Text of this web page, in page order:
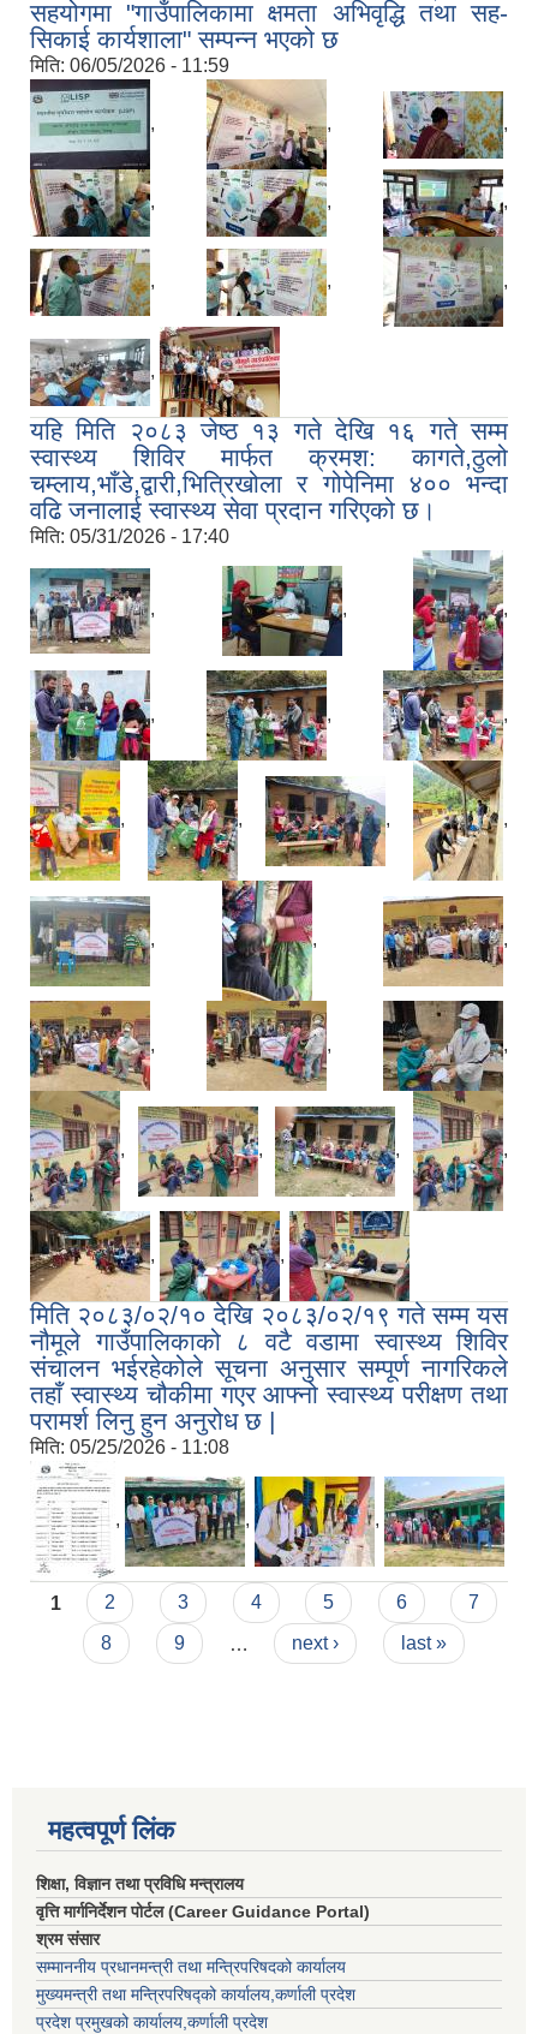
सहयोगमा "गाउँपालिकामा क्षमता अभिवृद्धि तथा सह-
सिकाई कार्यशाला" सम्पन्न भएको छ
मिति: 06/05/2026 - 11:59
, , ,
, , ,
, , ,
,
यहि मिति २०८३ जेष्ठ १३ गते देखि १६ गते सम्म
स्वास्थ्य शिविर मार्फत क्रमश: कागते,ठुलो
चम्लाय,भाँडे,द्वारी,भित्रिखोला र गोपेनिमा ४०० भन्दा
वढि जनालाई स्वास्थ्य सेवा प्रदान गरिएको छ।
मिति: 05/31/2026 - 17:40
, , ,
, , ,
, , , ,
, , ,
, , ,
, , , ,
, ,
मिति २०८३/०२/१० देखि २०८३/०२/१९ गते सम्म यस
नौमूले गाउँपालिकाको ८ वटै वडामा स्वास्थ्य शिविर
संचालन भईरहेकोले सूचना अनुसार सम्पूर्ण नागरिकले
तहाँ स्वास्थ्य चौकीमा गएर आफ्नो स्वास्थ्य परीक्षण तथा
परामर्श लिनु हुन अनुरोध छ |
मिति: 05/25/2026 - 11:08
, , ,
Pages
1 2 3 4 5 6
7
8
9 next › last »
महत्वपूर्ण लिंक
शिक्षा, विज्ञान तथा प्रविधि मन्त्रालय
वृत्ति मार्गनिर्देशन पोर्टल (Career Guidance Portal)
श्रम संसार
सम्माननीय प्रधानमन्त्री तथा मन्त्रिपरिषद‌को कार्यालय
मुख्यमन्त्री तथा मन्त्रिपरिषद्को कार्यालय,कर्णाली प्रदेश
प्रदेश प्रमुखको कार्यालय,कर्णाली प्रदेश